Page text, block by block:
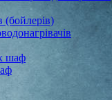
(бойлерів)
шаф